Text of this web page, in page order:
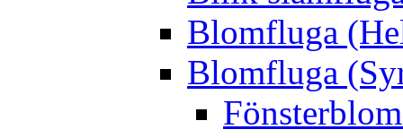
Blomfluga
Blomfluga